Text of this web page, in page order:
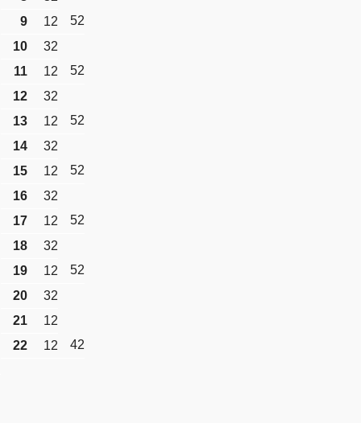
9
12
52
10
32
11
12
52
12
32
13
12
52
14
32
15
12
52
16
32
17
12
52
18
32
19
12
52
20
32
21
12
22
12 42